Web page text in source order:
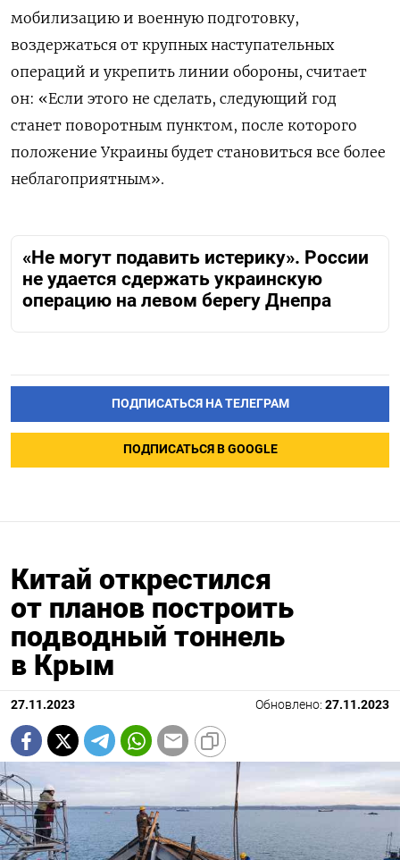
мобилизацию и военную подготовку,
воздержаться от крупных наступательных
операций и укрепить линии обороны, считает
он: «Если этого не сделать, следующий год
станет поворотным пунктом, после которого
положение Украины будет становиться все более
неблагоприятным».
«Не могут подавить истерику». России
не удается сдержать украинскую
операцию на левом берегу Днепра
ПОДПИСАТЬСЯ НА ТЕЛЕГРАМ
ПОДПИСАТЬСЯ В GOOGLE
Китай открестился
от планов построить
подводный тоннель
в Крым
27.11.2023 Обновлено: 27.11.2023